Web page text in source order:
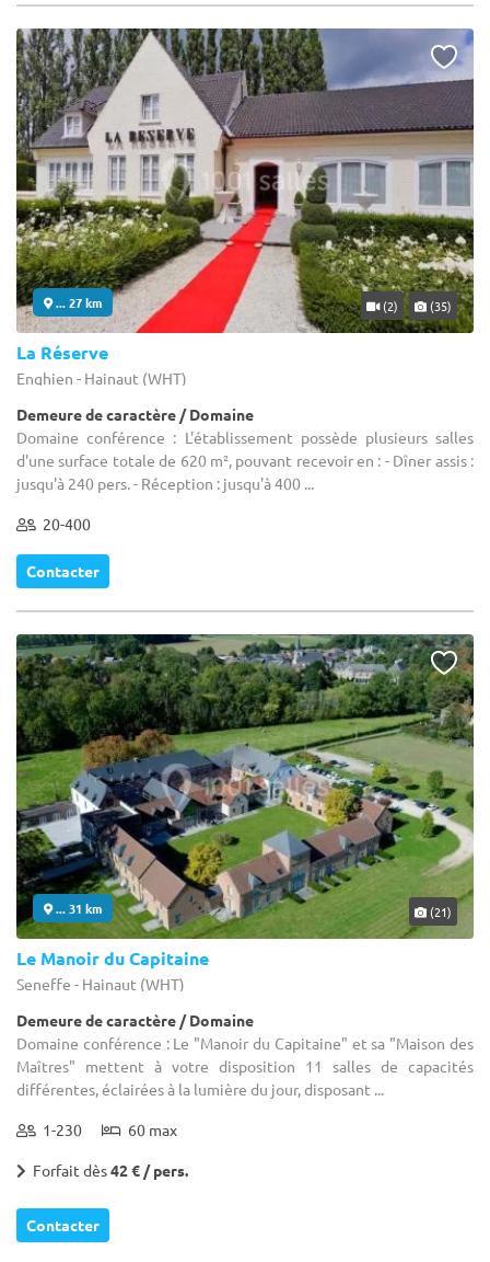
... 27 km (2) (35)
La Réserve
Enghien - Hainaut (WHT)
Demeure de caractère / Domaine
Domaine conférence : L'établissement possède plusieurs salles
d'une surface totale de 620 m², pouvant recevoir en : - Dîner assis :
jusqu'à 240 pers. - Réception : jusqu'à 400 ...
20-400
Contacter
... 31 km (21)
Le Manoir du Capitaine
Seneffe - Hainaut (WHT)
Demeure de caractère / Domaine
Domaine conférence : Le "Manoir du Capitaine" et sa "Maison des
Maîtres" mettent à votre disposition 11 salles de capacités
différentes, éclairées à la lumière du jour, disposant ...
1-230 60 max
Forfait dès42 € / pers.
Contacter